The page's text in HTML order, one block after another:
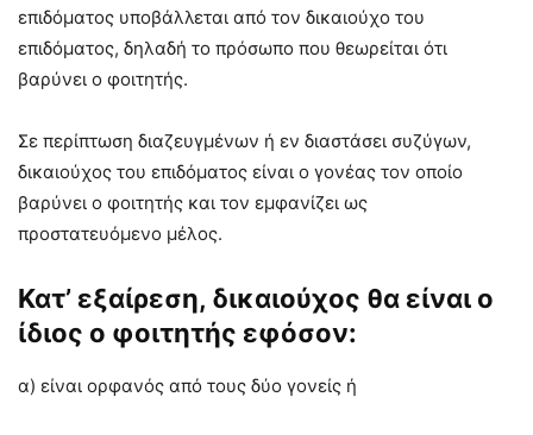
επιδόματος υποβάλλεται από τον δικαιούχο του
επιδόματος, δηλαδή το πρόσωπο που θεωρείται ότι
βαρύνει ο φοιτητής.
Σε περίπτωση διαζευγμένων ή εν διαστάσει συζύγων,
δικαιούχος του επιδόματος είναι ο γονέας τον οποίο
βαρύνει ο φοιτητής και τον εμφανίζει ως
προστατευόμενο μέλος.
Κατ’ εξαίρεση, δικαιούχος θα είναι ο
ίδιος ο φοιτητής εφόσον:
α) είναι ορφανός από τους δύο γονείς ή